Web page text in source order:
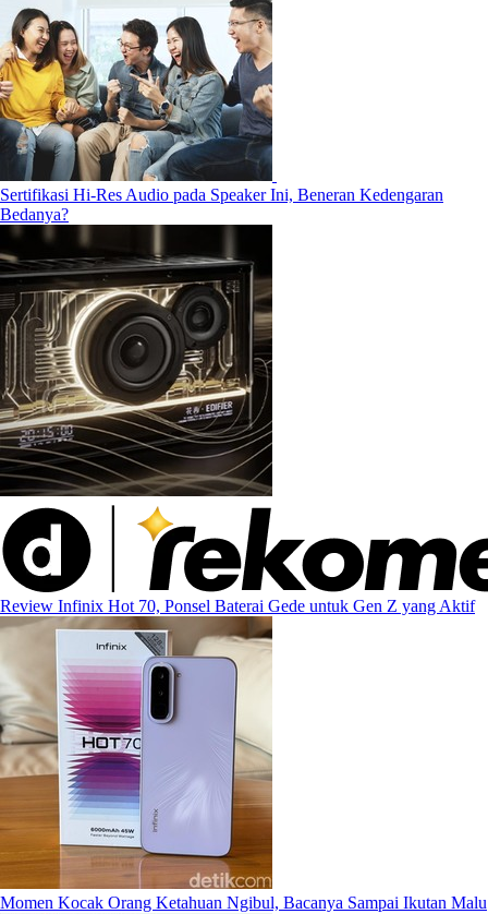
Sertifikasi Hi-Res Audio pada Speaker Ini, Beneran Kedengaran
Bedanya?
Review Infinix Hot 70, Ponsel Baterai Gede untuk Gen Z yang Aktif
Momen Kocak Orang Ketahuan Ngibul, Bacanya Sampai Ikutan Malu